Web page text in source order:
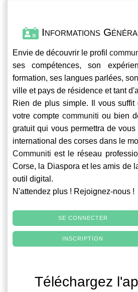
Informations
Envie de découvrir le profil
ses compétences, son
formation, ses langues parlées,
ville et pays de résidence et tant
Rien de plus simple. Il vous suffit
votre compte communiti ou bien
gratuit qui vous permettra de
international des corses dans le
Communiti est le réseau
Corse, la Diaspora et les amis de
outil digital.
N'attendez plus ! Rejoignez-nous !
SE CONNECTER
INSCRIPTION
Téléchargez